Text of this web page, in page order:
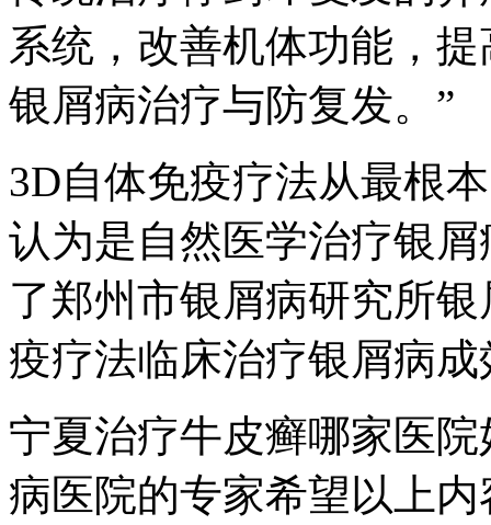
系统，改善机体功能，
银屑病治疗与防复发。”
3D自体免疫疗法从最根
认为是自然医学治疗银
了郑州市银屑病研究所
疫疗法临床治疗银屑病
宁夏治疗牛皮癣哪家医
病医院的专家希望以上